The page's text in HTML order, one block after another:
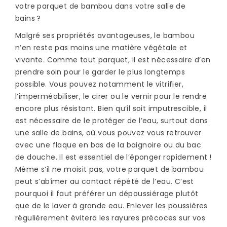
votre parquet de bambou dans votre salle de
bains ?
Malgré ses propriétés avantageuses, le bambou
n’en reste pas moins une matière végétale et
vivante. Comme tout parquet, il est nécessaire d’en
prendre soin pour le garder le plus longtemps
possible. Vous pouvez notamment le vitrifier,
l’imperméabiliser, le cirer ou le vernir pour le rendre
encore plus résistant. Bien qu’il soit imputrescible, il
est nécessaire de le protéger de l’eau, surtout dans
une salle de bains, où vous pouvez vous retrouver
avec une flaque en bas de la baignoire ou du bac
de douche. Il est essentiel de l’éponger rapidement !
Même s’il ne moisit pas, votre parquet de bambou
peut s’abîmer au contact répété de l’eau. C’est
pourquoi il faut préférer un dépoussiérage plutôt
que de le laver à grande eau. Enlever les poussières
régulièrement évitera les rayures précoces sur vos